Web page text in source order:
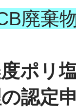
廃棄
ポリ
認定